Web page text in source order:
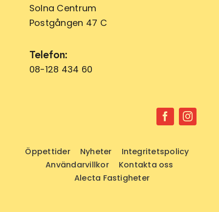
Solna Centrum
Postgången 47 C
Telefon:
08-128 434 60
Öppettider Nyheter
Integritetspolicy
Användarvillkor
Kontakta oss
Alecta Fastigheter